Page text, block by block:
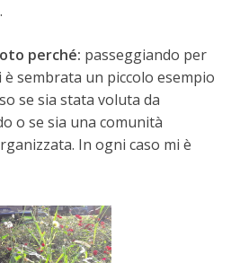
perché: passeggiando per
sembrata un piccolo esempio
se sia stata voluta da
o se sia una comunità
In ogni caso mi è